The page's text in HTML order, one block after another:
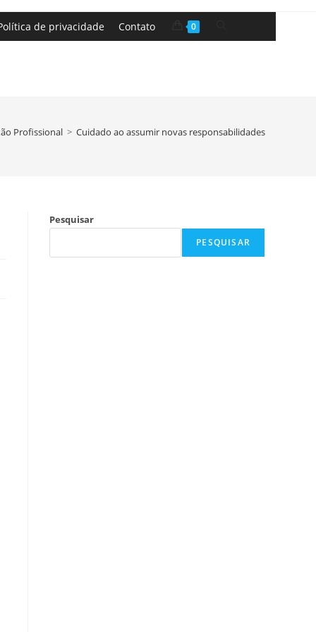
de privacidade Contato 0
Profissional > Cuidado ao assumir novas responsabilidades
Pesquisar
PESQUISAR